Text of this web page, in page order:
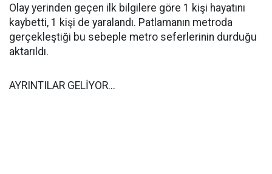
Olay yerinden geçen ilk bilgilere göre 1 kişi hayatını
kaybetti, 1 kişi de yaralandı. Patlamanın metroda
gerçekleştiği bu sebeple metro seferlerinin durduğu
aktarıldı.
AYRINTILAR GELİYOR...